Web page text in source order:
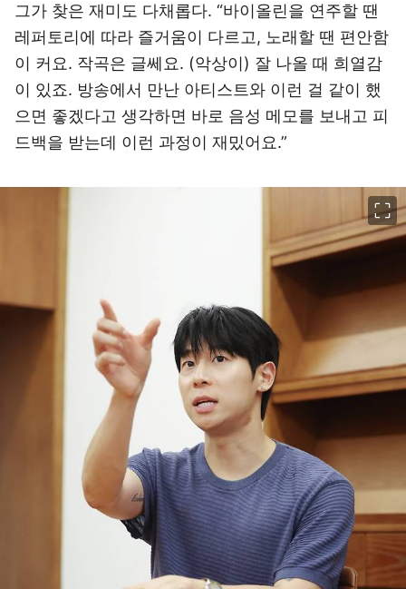
그가 찾은 재미도 다채롭다. “바이올린을 연주할 땐
레퍼토리에 따라 즐거움이 다르고, 노래할 땐 편안함
이 커요. 작곡은 글쎄요. (악상이) 잘 나올 때 희열감
이 있죠. 방송에서 만난 아티스트와 이런 걸 같이 했
으면 좋겠다고 생각하면 바로 음성 메모를 보내고 피
드백을 받는데 이런 과정이 재밌어요.”